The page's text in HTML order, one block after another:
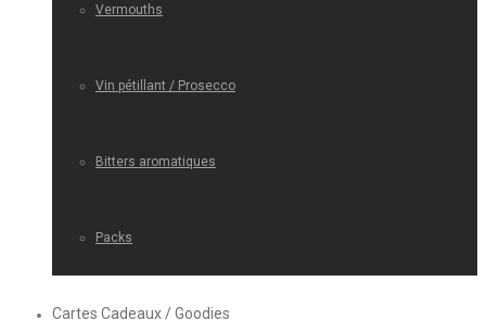
Vermouths
Vin pétillant / Prosecco
Bitters aromatiques
Packs
Cartes Cadeaux / Goodies